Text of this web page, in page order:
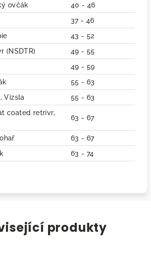
ovčák
40 - 46
37 - 46
43 - 52
(NSDTR)
49 - 55
49 - 59
55 - 63
Vizsla
55 - 63
coated retrívr,
63 - 67
63 - 67
63 - 74
produkty